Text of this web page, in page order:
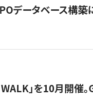
データベース構
」を10月開催